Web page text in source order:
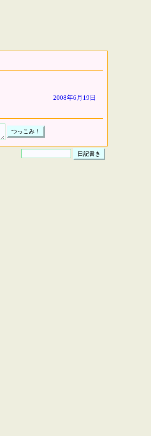
2008年6月19日